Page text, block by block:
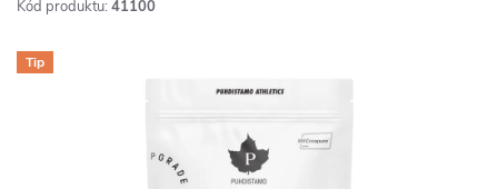
Kód produktu: 41100
Tip